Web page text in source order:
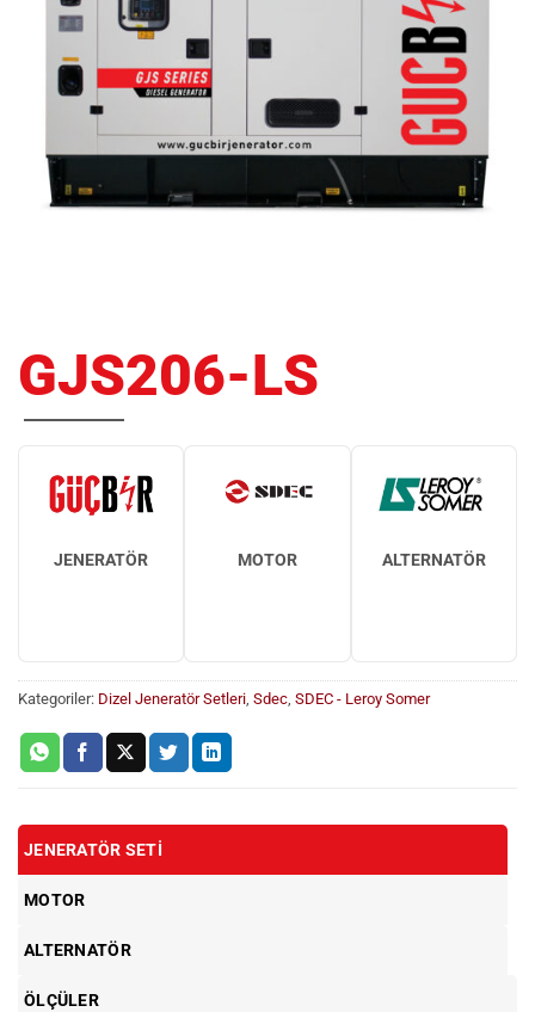
GJS206-LS
JENERATÖR MOTOR ALTERNATÖR
Kategoriler: Dizel Jeneratör Setleri, Sdec, SDEC - Leroy Somer
JENERATÖR SETI
MOTOR
ALTERNATÖR
ÖLÇÜLER